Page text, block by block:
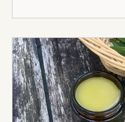
Rezept für trockene Haut.